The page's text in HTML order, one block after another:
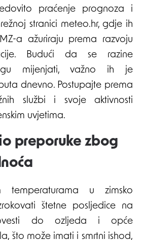
praćenje prognoza i
stranici meteo.hr, gdje ih
a ažuriraju prema razvoju
Budući da se razine
mijenjati, važno ih je
dnevno. Postupajte prema
službi i svoje aktivnosti
uvjetima.
preporuke zbog
temperaturama u zimsko
štetne posljedice na
do ozljeda i opće
što može imati i smrtni ishod,